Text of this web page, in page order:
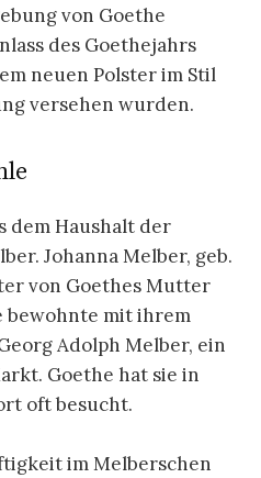
von Goethe
des Goethejahrs
neuen Polster im Stil
versehen wurden.
dem Haushalt der
Johanna Melber, geb.
von Goethes Mutter
bewohnte mit ihrem
Adolph Melber, ein
Goethe hat sie in
oft besucht.
im Melberschen